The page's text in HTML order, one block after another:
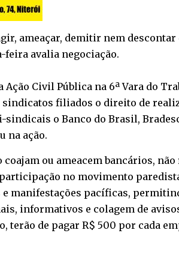
ameaçar, demitir nem
feira avalia negociação.
Civil Pública na 6ª Vara do
sindicatos filiados o direito de
o Banco do Brasil,
na ação.
ou ameacem bancários,
no movimento
manifestações pacíficas,
informativos e colagem de
terão de pagar R$ 500 por cada